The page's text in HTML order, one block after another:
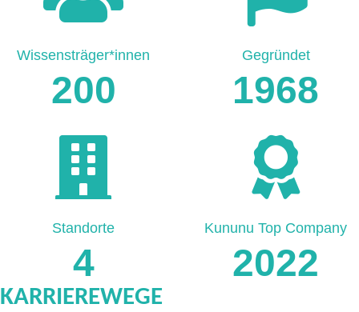
200
Wissensträger*innen
1968
Gegründet
4
Standorte
2022
Kununu Top Company
KARRIEREWEGE